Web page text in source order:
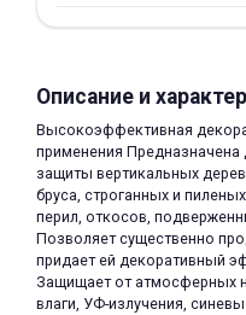
Описание и
Высокоэффективная
применения Предназначена
защиты вертикальных
бруса, строганных и
перил, откосов,
Позволяет существенно
придает ей декоративный
Защищает от атмосферных
влаги, УФ-излучения,